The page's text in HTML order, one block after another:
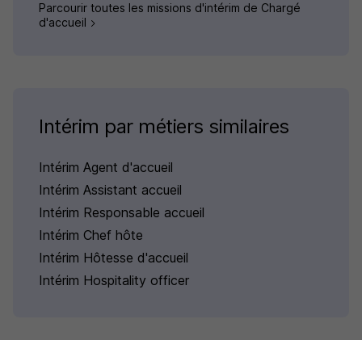
Parcourir toutes les missions d'intérim de Chargé
d'accueil
Intérim par métiers similaires
Intérim Agent d'accueil
Intérim Assistant accueil
Intérim Responsable accueil
Intérim Chef hôte
Intérim Hôtesse d'accueil
Intérim Hospitality officer